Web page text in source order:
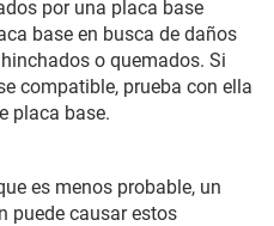
por una placa base
base en busca de daños
o quemados. Si
compatible, prueba con ella
placa base.
es menos probable, un
puede causar estos